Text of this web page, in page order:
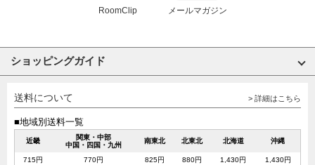
RoomClip メールマガジン
ショッピングガイド
送料について > 詳細はこちら
■地域別送料一覧
近畿
関東・中部
中国・四国・九州
南東北 北東北 北海道 沖縄
715円 770円 825円 880円 1,430円 1,430円